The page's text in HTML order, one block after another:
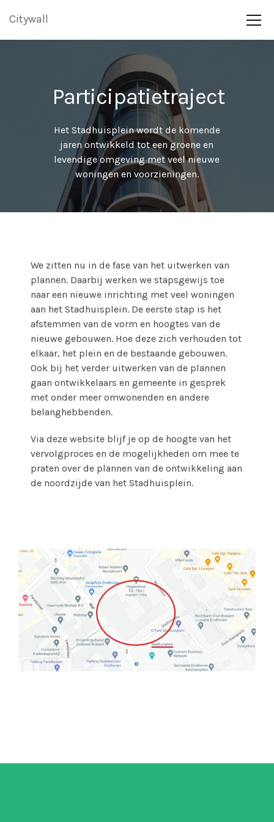
Citywall
Participatietraject
Het Stadhuisplein wordt de komende
jaren ontwikkeld tot een groene en
levendige omgeving met veel nieuwe
woningen en voorzieningen.
We zitten nu in de fase van het uitwerken van
plannen. Daarbij werken we stapsgewijs toe
naar een nieuwe inrichting met veel woningen
aan het Stadhuisplein. De eerste stap is het
afstemmen van de vorm en hoogtes van de
nieuwe gebouwen. Hoe deze zich verhouden tot
elkaar, het plein en de bestaande gebouwen.
Ook bij het verder uitwerken van de plannen
gaan ontwikkelaars en gemeente in gesprek
met onder meer omwonenden en andere
belanghebbenden.
Via deze website blijf je op de hoogte van het
vervolgproces en de mogelijkheden om mee te
praten over de plannen van de ontwikkeling aan
de noordzijde van het Stadhuisplein.